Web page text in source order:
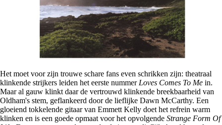
Het moet voor zijn trouwe schare fans even schrikken zijn: theatraal
klinkende strijkers leiden het eerste nummer Loves Comes To Me in.
Maar al gauw klinkt daar de vertrouwd klinkende breekbaarheid van
Oldham's stem, geflankeerd door de lieflijke Dawn McCarthy. Een
gloeiend tokkelende gitaar van Emmett Kelly doet het refrein warm
klinken en is een goede opmaat voor het opvolgende Strange Form Of